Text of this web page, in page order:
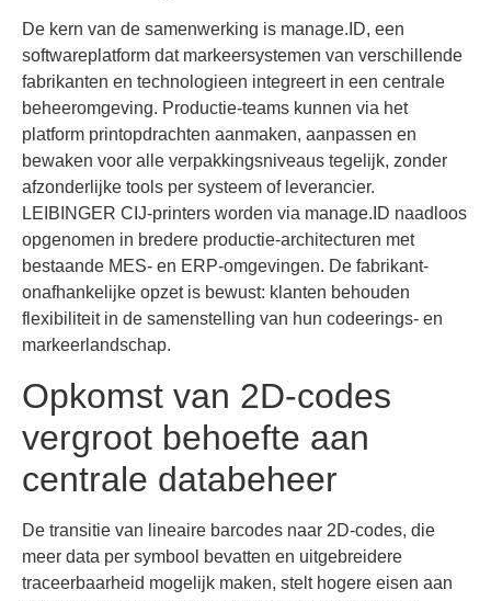
De kern van de samenwerking is manage.ID, een
softwareplatform dat markeersystemen van verschillende
fabrikanten en technologieen integreert in een centrale
beheeromgeving. Productie-teams kunnen via het
platform printopdrachten aanmaken, aanpassen en
bewaken voor alle verpakkingsniveaus tegelijk, zonder
afzonderlijke tools per systeem of leverancier.
LEIBINGER CIJ-printers worden via manage.ID naadloos
opgenomen in bredere productie-architecturen met
bestaande MES- en ERP-omgevingen. De fabrikant-
onafhankelijke opzet is bewust: klanten behouden
flexibiliteit in de samenstelling van hun codeerings- en
markeerlandschap.
Opkomst van 2D-codes
vergroot behoefte aan
centrale databeheer
De transitie van lineaire barcodes naar 2D-codes, die
meer data per symbool bevatten en uitgebreidere
traceerbaarheid mogelijk maken, stelt hogere eisen aan